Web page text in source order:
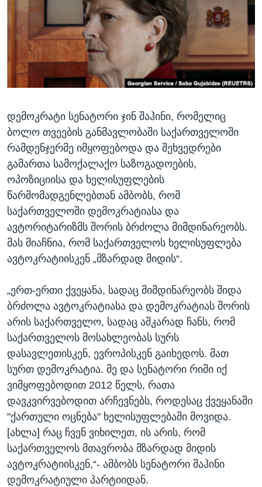
ᲡᲢᲣᲓᲘᲐ ᲕᲐᲨᲘᲜᲒᲢᲝᲜᲘ
ᲔᲙᲝᲜᲝᲛᲘᲙᲐ
ᲯᲐᲜᲛᲠᲗᲔᲚᲝᲑᲐ
ᲛᲔᲪᲜᲘᲔᲠᲔᲑᲐ
ᲘᲜᲢᲔᲠᲕᲘᲣ
ᲒᲐᲚᲘᲚᲔᲝ
ᲓᲔᲖᲘᲜᲤᲝᲠᲛᲐᲪᲘᲐ
Learning English
ᲗᲕᲐᲚᲘ ᲒᲕᲐᲓᲔᲕᲜᲔᲗ
დემოკრატი სენატორი ჯინ შაჰინი, რომელიც
ბოლო თვეების განმავლობაში საქართველოში
რამდენჯერმე იმყოფებოდა და შეხვედრები
გამართა სამოქალაქო საზოგადოების,
ოპოზიციისა და ხელისუფლების
წარმომადგენლებთან ამბობს, რომ
საქართველოში დემოკრატიასა და
ავტორიტარიზმს შორის ბრძოლა მიმდინარეობს.
მას მიაჩნია, რომ საქართველოს ხელისუფლება
ავტოკრატიისკენ „მზარდად მიდის“.
„ერთ-ერთი ქვეყანა, სადაც მიმდინარეობს შიდა
ბრძოლა ავტოკრატიასა და დემოკრატიას შორის
არის საქართველო, სადაც აშკარად ჩანს, რომ
საქართველოს მოსახლეობას სურს
დასავლეთისკენ, ევროპისკენ გაიხედოს. მათ
სურთ დემოკრატია. მე და სენატორი რიში იქ
ვიმყოფებოდით 2012 წელს, რათა
დავკვირვებოდით არჩევნებს, როდესაც ქვეყანაში
"ქართული ოცნება" ხელისუფლებაში მოვიდა.
[ახლა] რაც ჩვენ ვიხილეთ, ის არის, რომ
საქართველოს მთავრობა მზარდად მიდის
ავტოკრატიისკენ,“- ამბობს სენატორი შაჰინი
დემოკრატიული პარტიიდან.